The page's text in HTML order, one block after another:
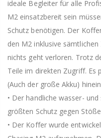
ideale Begleiter für alle
M2 einsatzbereit sein
Schutz benötigen. Der
den M2 inklusive
nichts geht verloren. Trotz
Teile im direkten Zugriff. Es
(Auch der große Akku)
• Der handliche wasser-
größten Schutz gegen
• Der Koffer wurde